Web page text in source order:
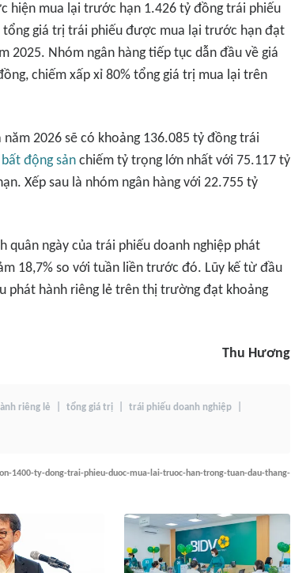
hiện mua lại trước hạn 1.426 tỷ đồng trái phiếu
giá trị trái phiếu được mua lại trước hạn đạt
2025. Nhóm ngân hàng tiếp tục dẫn đầu về giá
chiếm xấp xỉ 80% tổng giá trị mua lại trên
2026 sẽ có khoảng 136.085 tỷ đồng trái
bất động sản chiếm tỷ trọng lớn nhất với 75.117 tỷ
Xếp sau là nhóm ngân hàng với 22.755 tỷ
ngày của trái phiếu doanh nghiệp phát
18,7% so với tuần liền trước đó. Lũy kế từ đầu
phát hành riêng lẻ trên thị trường đạt khoảng
Thu Hương
riêng lẻ tổng giá trị trái phiếu doanh nghiệp
1400-ty-dong-trai-phieu-duoc-mua-lai-truoc-han-trong-tuan-dau-thang-